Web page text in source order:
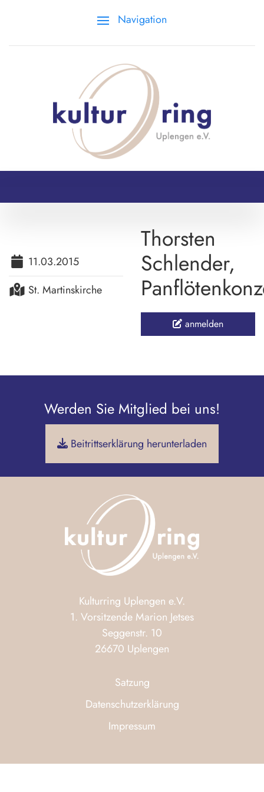
Navigation
11.03.2015
St. Martinskirche
Thorsten
Schlender,
anmelden
Werden Sie Mitglied bei uns!
Beitrittserklärung herunterladen
Kulturring Uplengen e.V.
1. Vorsitzende Marion Jetses
Seggenstr. 10
26670 Uplengen
Satzung
Datenschutzerklärung
Impressum